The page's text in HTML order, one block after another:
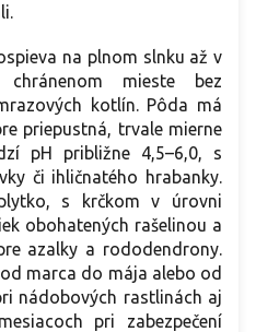
na plnom slnku až v
mieste bez
kotlín. Pôda má
priepustná, trvale mierne
pH približne 4,5–6,0, s
či ihličnatého hrabanky.
s krčkom v úrovni
obohatených rašelinou a
azalky a rododendrony.
marca do mája alebo od
nádobových rastlinách aj
pri zabezpečení